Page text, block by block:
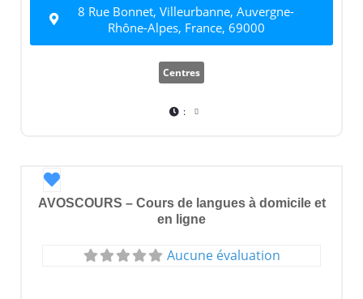
8 Rue Bonnet, Villeurbanne, Auvergne-
Rhône-Alpes, France, 69000
Centres
:
Favori
AVOSCOURS – Cours de langues à domicile et
en ligne
Aucune évaluation